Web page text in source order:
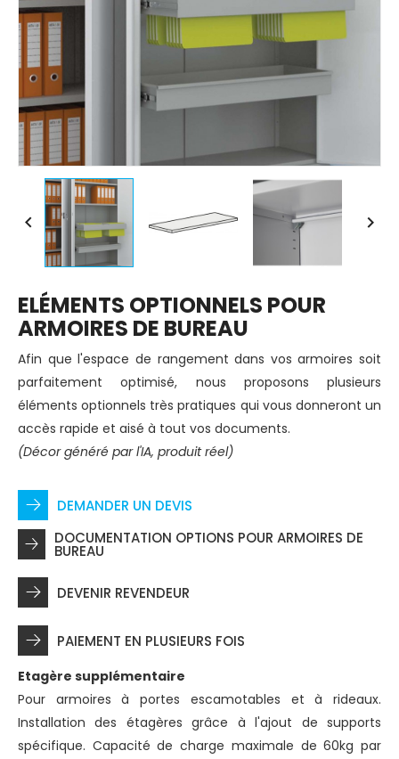
 
ELÉMENTS OPTIONNELS POUR
ARMOIRES DE BUREAU
Afin que l'espace de rangement dans vos armoires soit
parfaitement optimisé, nous proposons plusieurs
éléments optionnels très pratiques qui vous donneront un
accès rapide et aisé à tout vos documents.
(Décor généré par l'IA, produit réel)
DEMANDER UN DEVIS
DOCUMENTATION OPTIONS POUR ARMOIRES DE
BUREAU
DEVENIR REVENDEUR
PAIEMENT EN PLUSIEURS FOIS
Etagère supplémentaire
Pour armoires à portes escamotables et à rideaux.
Installation des étagères grâce à l'ajout de supports
spécifique. Capacité de charge maximale de 60kg par